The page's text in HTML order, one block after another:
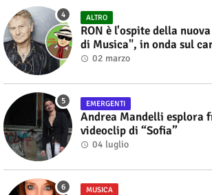
ALTRO
RON è l'ospite della
di Musica", in onda sul
Alberto Salerno
02 marzo
EMERGENTI
Andrea Mandelli esplora
videoclip di “Sofia”
04 luglio
MUSICA